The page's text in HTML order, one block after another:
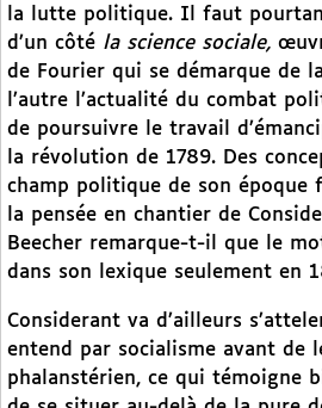
la lutte politique. Il faut
d’un côté la science sociale,
de Fourier qui se démarque de
l’autre l’actualité du combat
de poursuivre le travail
la révolution de 1789. Des
champ politique de son époque
la pensée en chantier de
Beecher remarque-t-il que le
dans son lexique seulement en
Considerant va d’ailleurs
entend par socialisme avant de
phalanstérien, ce qui témoigne